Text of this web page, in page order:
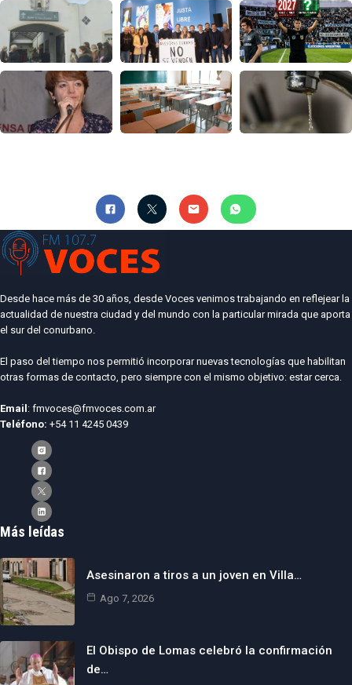
Desde hace más de 30 años, desde Voces venimos trabajando en reflejear la
actualidad de nuestra ciudad y del mundo con la particular mirada que aporta
el sur del conurbano.
El paso del tiempo nos permitió incorporar nuevas tecnologías que habilitan
otras formas de contacto, pero siempre con el mismo objetivo: estar cerca.
Email : fmvoces@fmvoces.com.ar
Teléfono: +54 11 4245 0439
Más leídas
Asesinaron a tiros a un joven en Villa…
Ago 7, 2026
El Obispo de Lomas celebró la confirmación
de…